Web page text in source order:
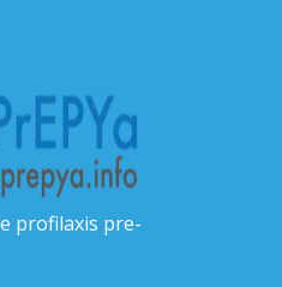
profilaxis pre-